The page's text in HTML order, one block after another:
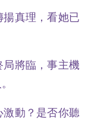
真理，看她已
將臨，事主機
動？是否你聽